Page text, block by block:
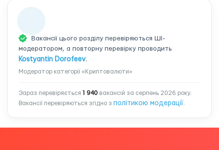
Вакансії цього розділу перевіряються ШІ-
модератором, а повторну перевірку проводить
Kostyantin Dorofeev.
Модератор категорії «Криптовалюти»
Зараз перевіряється 1 940 вакансій за серпень 2026 року.
Вакансії перевіряються згідно з політикою модерації .